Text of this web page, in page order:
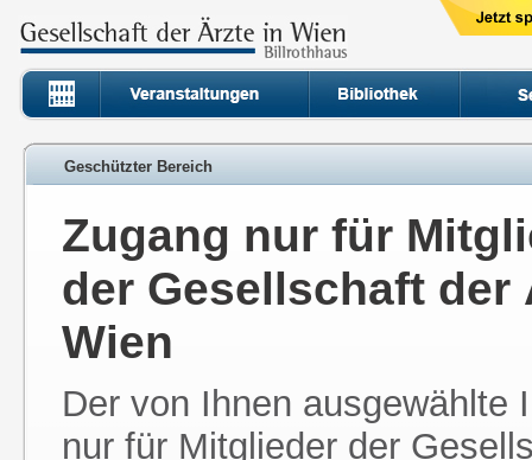
Geschützter Bereich
Zugang nur für
der Gesellschaft der
Wien
Der von Ihnen ausgewählte
nur für Mitglieder der